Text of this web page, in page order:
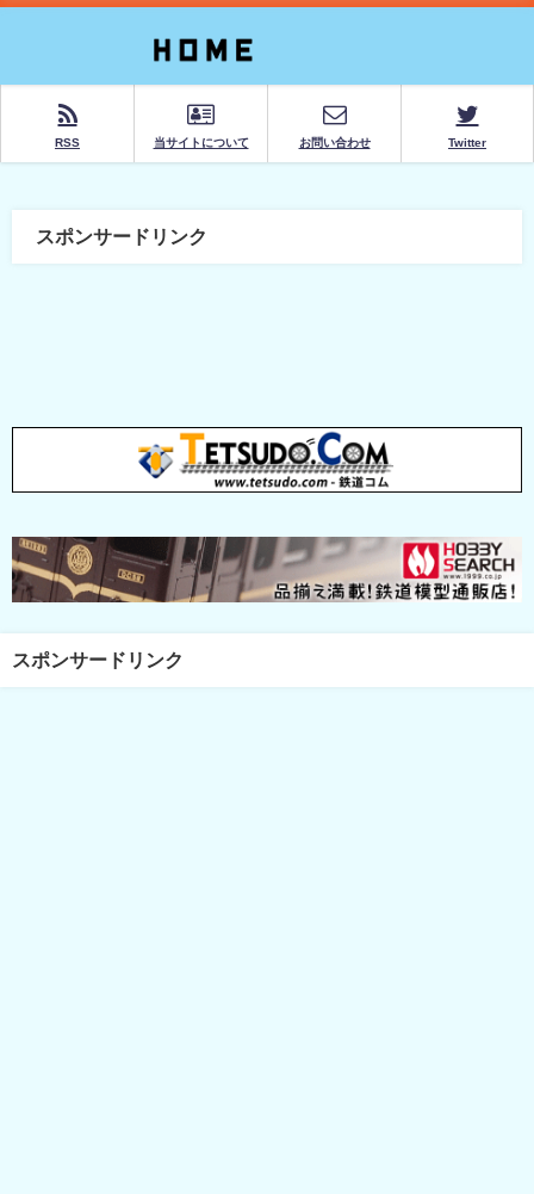
RSS 当サイトについて お問い合わせ Twitter
スポンサードリンク
スポンサードリンク